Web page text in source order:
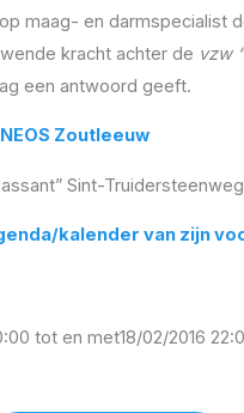
maag- en darmspecialist
kracht achter de vzw
een antwoord geeft.
Zoutleeuw
Sint-
kalender van zijn
tot en met18/02/2016